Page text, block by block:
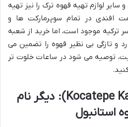
لوازم تهیه قهوه ترک را نیز تهیه
افندی در تمام سوپرمارکت ها و
ترکیه موجود است، اما خرید از شعبه
و تازگی بی نظیر قهوه را تضمین می
توصیه می شود در ساعات خلوت تر
۲.۲. کوجاتپه (Kocatepe Kahve): دیگر نام
استانبول